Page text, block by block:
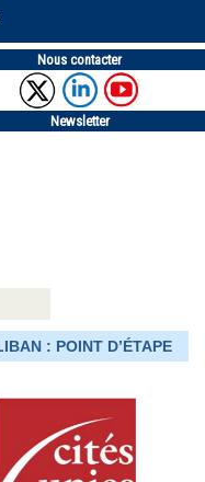
Nous contacter
Newsletter
: POINT D’ÉTAPE